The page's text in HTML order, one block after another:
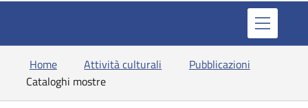
Home Attività culturali
Pubblicazioni
Cataloghi mostre